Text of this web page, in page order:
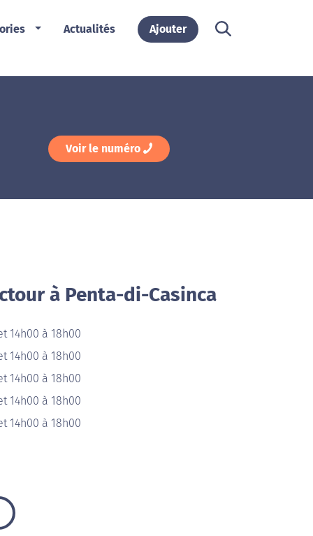
Actualités Ajouter
Voir le numéro
à Penta-di-Casinca
14h00 à 18h00
14h00 à 18h00
14h00 à 18h00
14h00 à 18h00
14h00 à 18h00